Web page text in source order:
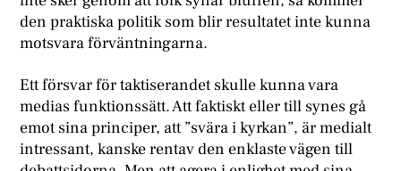
den praktiska politik som blir resultatet inte kunna
motsvara förväntningarna.
Ett försvar för taktiserandet skulle kunna vara
medias funktionssätt. Att faktiskt eller till synes gå
emot sina principer, att ”svära i kyrkan”, är medialt
intressant, kanske rentav den enklaste vägen till